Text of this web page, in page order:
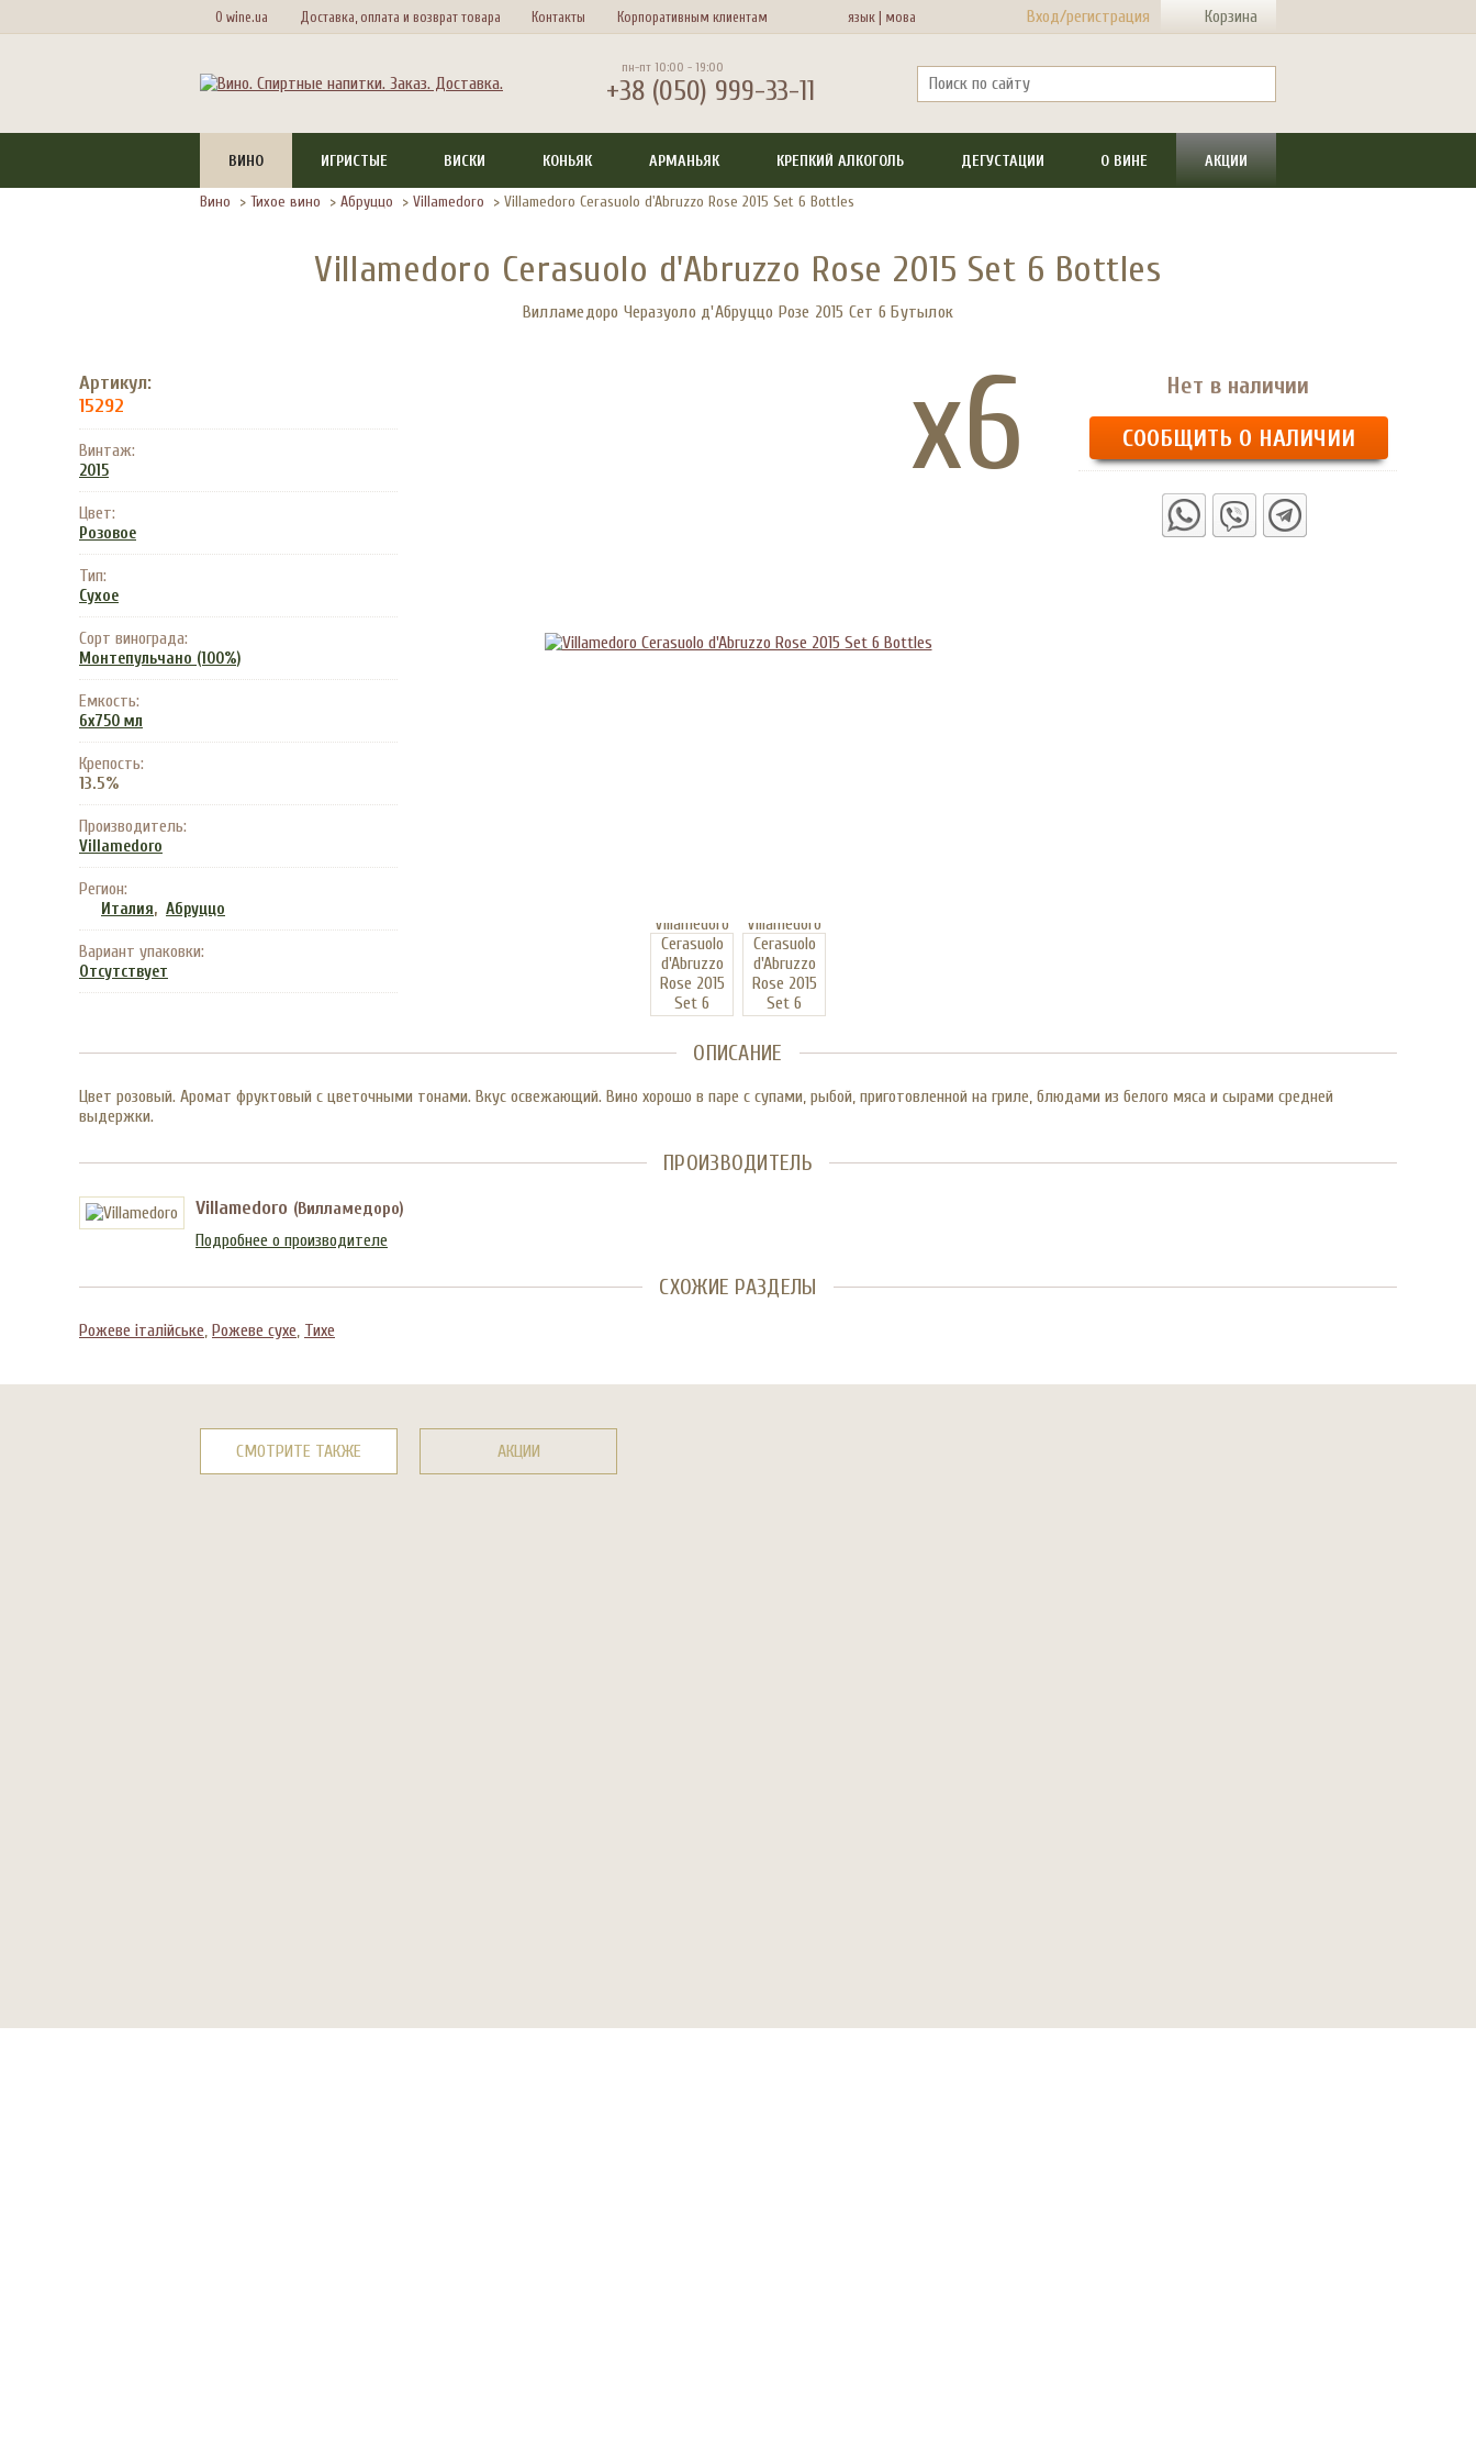
О wine.ua Доставка, оплата и возврат товара Контакты Корпоративным клиентам язык |мова Вход/регистрация Корзина
пн-пт 10:00 - 19:00
+38 (050) 999-33-11
ВИНО ИГРИСТЫЕ ВИСКИ КОНЬЯК АРМАНЬЯК КРЕПКИЙ АЛКОГОЛЬ ДЕГУСТАЦИИ О ВИНЕ АКЦИИ
Вино > Тихое вино > Абруццо > Villamedoro > Villamedoro Cerasuolo d'Abruzzo Rose 2015 Set 6 Bottles
Villamedoro Cerasuolo d'Abruzzo Rose 2015 Set 6 Bottles
Вилламедоро Черазуоло д'Абруццо Розе 2015 Сет 6 Бутылок
x6
Нет в наличии
СООБЩИТЬ О НАЛИЧИИ
Артикул:
15292
Винтаж:
2015
Цвет:
Розовое
Тип:
Сухое
Сорт винограда:
Монтепульчано (100%)
Емкость:
6x750 мл
Крепость:
13.5%
Производитель:
Villamedoro
Регион:
Италия, Абруццо
Вариант упаковки:
Отсутствует
ОПИСАНИЕ
Цвет розовый. Аромат фруктовый с цветочными тонами. Вкус освежающий. Вино хорошо в паре с супами, рыбой, приготовленной на гриле, блюдами из белого мяса и сырами средней
выдержки.
ПРОИЗВОДИТЕЛЬ
Villamedoro (Вилламедоро)
Подробнее о производителе
СХОЖИЕ РАЗДЕЛЫ
Рожеве італійське, Рожеве сухе, Тихе
СМОТРИТЕ ТАКЖЕ АКЦИИ